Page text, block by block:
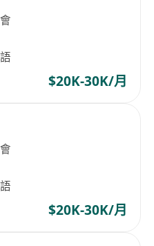
$20K-30K/月
$20K-30K/月